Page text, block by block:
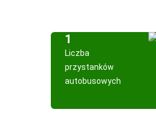
1
Liczba
przystanków
autobusowych